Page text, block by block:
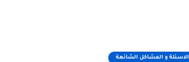
الاسئلة و المشاكل الشائعة